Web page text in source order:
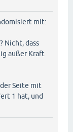
mit:
Nicht, dass
außer Kraft
Seite mit
1 hat, und